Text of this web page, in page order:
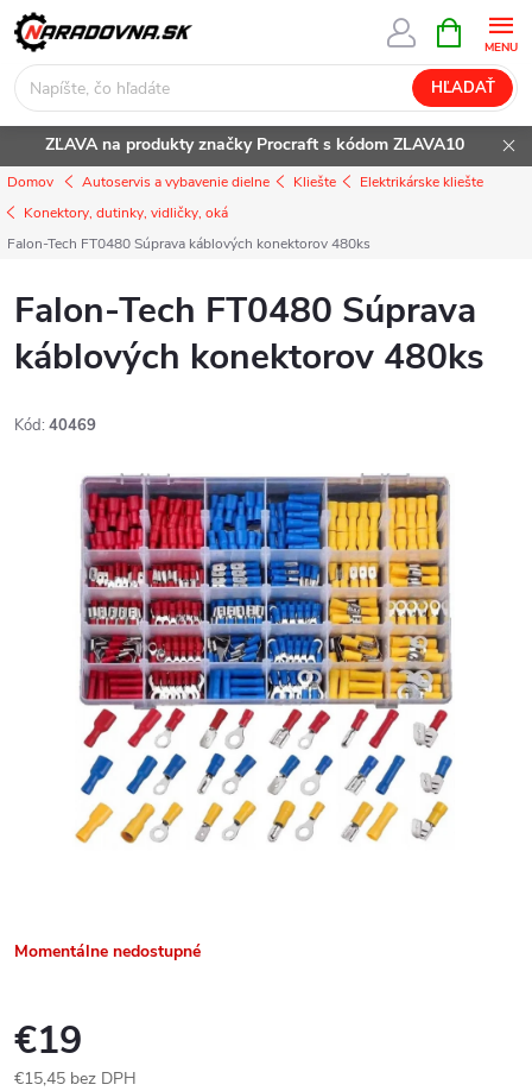
Prejsť
na
obsah
HĽADAŤ
KOŠÍK
ZĽAVA na produkty značky Procraft s kódom ZLAVA10
Domov Autoservis a vybavenie dielne Kliešte
Elektrikárske kliešte
Konektory, dutinky, vidličky, oká
Falon-Tech FT0480 Súprava káblových konektorov 480ks
Falon-Tech FT0480 Súprava
káblových konektorov 480ks
Kód: 40469
Momentálne nedostupné
€19
€15,45 bez DPH